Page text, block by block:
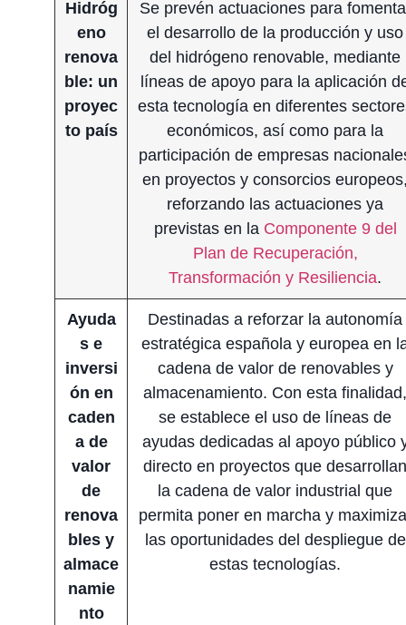
Hidróg
eno
renova
ble: un
proyec
to país
Se prevén actuaciones para
el desarrollo de la producción y uso
del hidrógeno renovable, mediante
líneas de apoyo para la aplicación
esta tecnología en diferentes
económicos, así como para la
participación de empresas
en proyectos y consorcios
reforzando las actuaciones ya
previstas en la Componente 9 del
Plan de Recuperación,
Transformación y Resiliencia.
Ayuda
s e
inversi
ón en
caden
a de
valor
de
renova
bles y
almace
namie
nto
Destinadas a reforzar la autonomía
estratégica española y europea en
cadena de valor de renovables y
almacenamiento. Con esta finalidad,
se establece el uso de líneas de
ayudas dedicadas al apoyo público
directo en proyectos que desarrollan
la cadena de valor industrial que
permita poner en marcha y
las oportunidades del despliegue de
estas tecnologías.